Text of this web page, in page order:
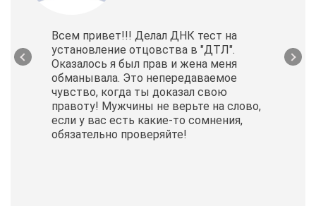
Всем привет!!! Делал ДНК тест на
установление отцовства в "ДТЛ".
Оказалось я был прав и жена меня
обманывала. Это непередаваемое
чувство, когда ты доказал свою
правоту! Мужчины не верьте на слово,
если у вас есть какие-то сомнения,
обязательно проверяйте!